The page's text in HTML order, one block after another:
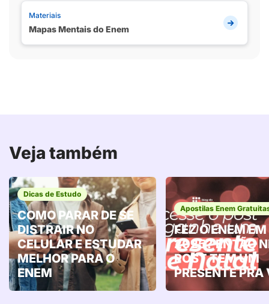
Materiais
Mapas Mentais do Enem
Veja também
Dicas de Estudo
COMO PARAR DE SE
DISTRAIR NO
CELULAR E ESTUDAR
MELHOR PARA O
ENEM
Apostilas Enem
FEZ O ENEM EM
2025? ENTÃO
POST TEM UM
PRESENTE PRA